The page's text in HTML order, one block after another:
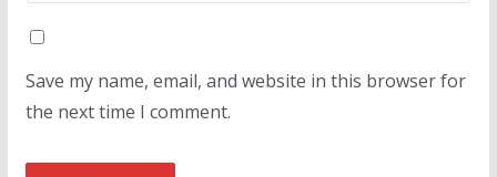
Save my name, email, and website in this browser for
the next time I comment.